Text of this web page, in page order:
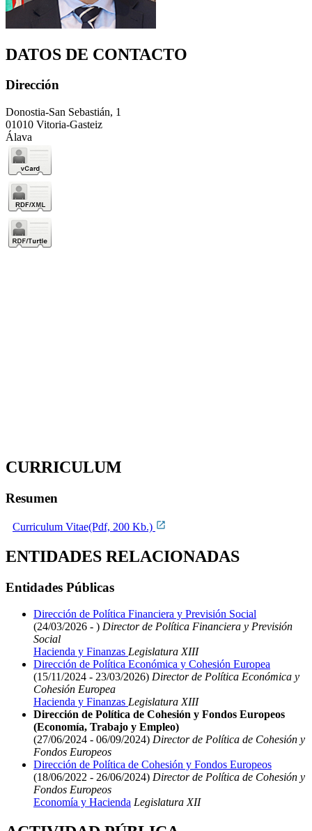
DATOS DE CONTACTO
Dirección
Donostia-San Sebastián, 1
01010 Vitoria-Gasteiz
Álava
CURRICULUM
Resumen
Curriculum Vitae(Pdf, 200 Kb.)
ENTIDADES RELACIONADAS
Entidades Públicas
Dirección de Política Financiera y Previsión Social
(24/03/2026 - ) Director de Política Financiera y Previsión
Social
Hacienda y Finanzas Legislatura XIII
Dirección de Política Económica y Cohesión Europea
(15/11/2024 - 23/03/2026) Director de Política Económica y
Cohesión Europea
Hacienda y Finanzas Legislatura XIII
Dirección de Política de Cohesión y Fondos Europeos
(Economía, Trabajo y Empleo)
(27/06/2024 - 06/09/2024) Director de Política de Cohesión y
Fondos Europeos
Dirección de Política de Cohesión y Fondos Europeos
(18/06/2022 - 26/06/2024) Director de Política de Cohesión y
Fondos Europeos
Economía y Hacienda Legislatura XII